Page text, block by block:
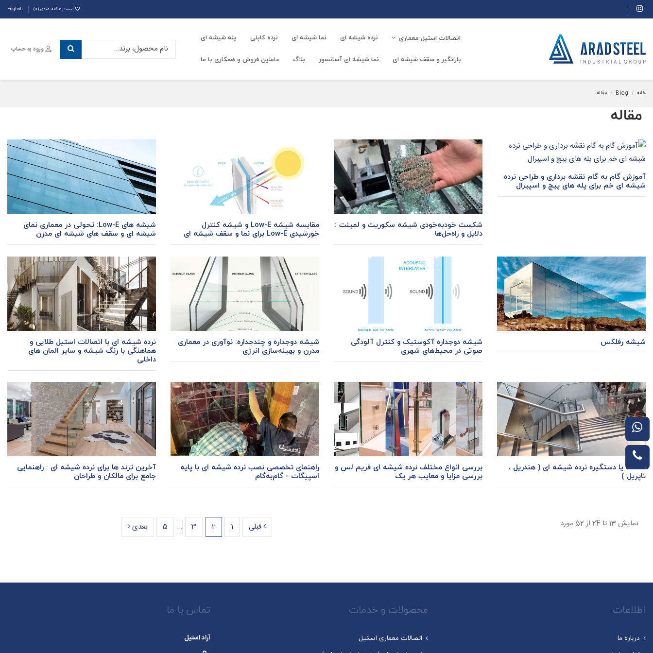
لیست علاقه مندی (0
)
English
اتصالات استیل معماری نرده شیشه ای نما شیشه ای نرده کابلی پله شیشه ای
بارانگیر و سقف شیشه ای نما شیشه ای آسانسور بلاگ عاملین فروش و همکاری با ما
ورود به حساب
خانه Blog مقاله
مقاله
آموزش گام به گام نقشه برداری و طراحی نرده
شیشه ای خم برای پله های پیچ و اسپیرال
شکست خودبه‌خودی شیشه سکوریت و لمینت :
دلایل و راه‌حل‌ها
مقایسه شیشه Low-E و شیشه کنترل
خورشیدی Low-E برای نما و سقف شیشه ای
شیشه های Low-E: تحولی در معماری نمای
شیشه ای و سقف های شیشه ای مدرن
شیشه رفلکس
شیشه دوجداره آکوستیک و کنترل آلودگی
صوتی در محیط‌های شهری
شیشه دوجداره و چندجداره: نوآوری در معماری
مدرن و بهینه‌سازی انرژی
نرده شیشه ای با اتصالات استیل طلایی و
هماهنگی با رنگ شیشه و سایر المان های
داخلی
دستک یا دستگیره نرده شیشه ای ( هندریل ،
تاپریل )
بررسی انواع مختلف نرده شیشه ای فریم لس و
بررسی مزایا و معایب هر یک
راهنمای تخصصی نصب نرده شیشه ای با پایه
اسپیگات - گام‌به‌گام
آخرین ترند ها برای نرده شیشه‌ ای : راهنمایی
جامع برای مالکان و طراحان
نمایش 13 تا 24 از 52 مورد قبلی 1
2
3
…
5 بعدی
اطلاعات
درباره ما
محصولات و خدمات
اتصالات معماری استیل
تماس با ما
آراد استیل